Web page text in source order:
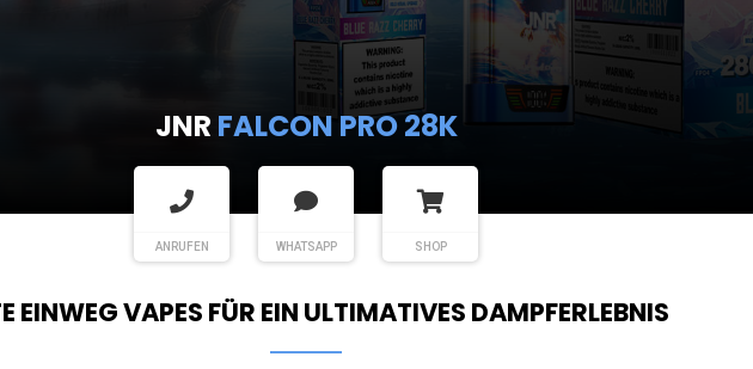
JNR FALCON PRO 28K
ANRUFEN WHATSAPP SHOP
EINWEG VAPES FÜR EIN ULTIMATIVES DAMPFERLEBNIS